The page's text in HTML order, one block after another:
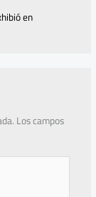
en
Los campos